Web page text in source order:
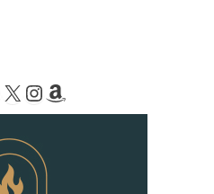
X Instagram
Amazon